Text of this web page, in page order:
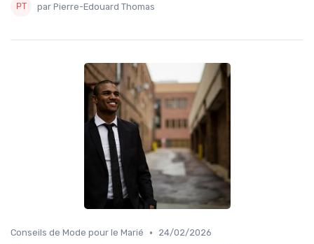
par Pierre-Edouard Thomas
Conseils de Mode pour le Marié • 24/02/2026